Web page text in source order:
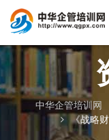
中华企管培训网
《战略